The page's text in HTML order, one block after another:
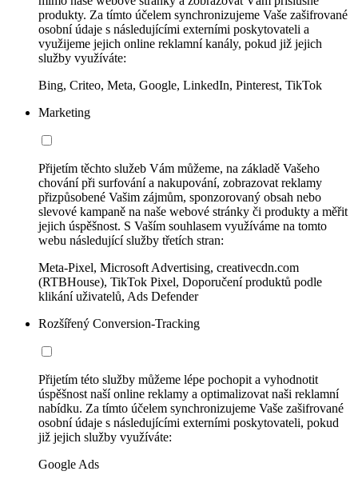
produkty. Za tímto účelem synchronizujeme Vaše zašifrované
osobní údaje s následujícími externími poskytovateli a
využijeme jejich online reklamní kanály, pokud již jejich
služby využíváte:
Bing, Criteo, Meta, Google, LinkedIn, Pinterest, TikTok
Marketing
Přijetím těchto služeb Vám můžeme, na základě Vašeho
chování při surfování a nakupování, zobrazovat reklamy
přizpůsobené Vašim zájmům, sponzorovaný obsah nebo
slevové kampaně na naše webové stránky či produkty a měřit
jejich úspěšnost. S Vaším souhlasem využíváme na tomto
webu následující služby třetích stran:
Meta-Pixel, Microsoft Advertising, creativecdn.com
(RTBHouse), TikTok Pixel, Doporučení produktů podle
klikání uživatelů, Ads Defender
Rozšířený Conversion-Tracking
Přijetím této služby můžeme lépe pochopit a vyhodnotit
úspěšnost naší online reklamy a optimalizovat naši reklamní
nabídku. Za tímto účelem synchronizujeme Vaše zašifrované
osobní údaje s následujícími externími poskytovateli, pokud
již jejich služby využíváte:
Google Ads